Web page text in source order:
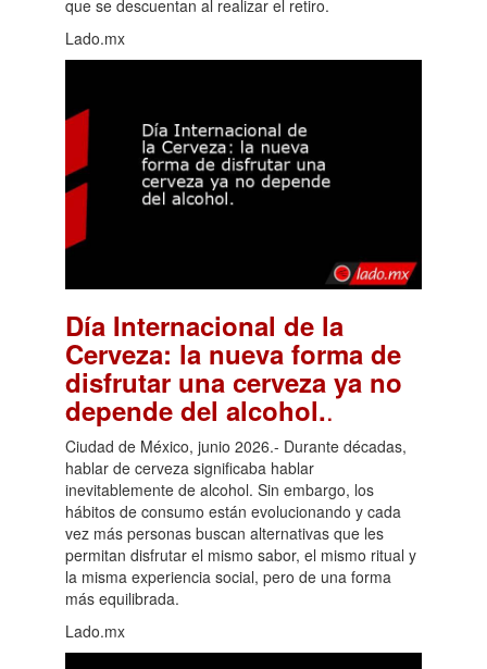
que se descuentan al realizar el retiro.
Lado.mx
Día Internacional de la
Cerveza: la nueva forma de
disfrutar una cerveza ya no
depende del alcohol..
Ciudad de México, junio 2026.- Durante décadas,
hablar de cerveza significaba hablar
inevitablemente de alcohol. Sin embargo, los
hábitos de consumo están evolucionando y cada
vez más personas buscan alternativas que les
permitan disfrutar el mismo sabor, el mismo ritual y
la misma experiencia social, pero de una forma
más equilibrada.
Lado.mx